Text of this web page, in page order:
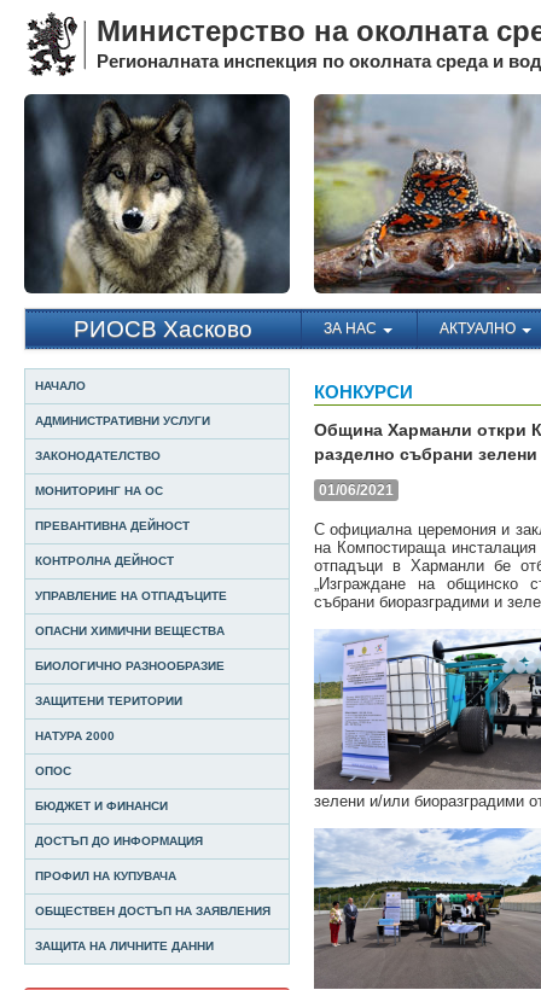
Министерство на околната
Регионалната инспекция по околната среда и
РИОСВ Хасково ЗА НАС АКТУАЛНО
НАЧАЛО
АДМИНИСТРАТИВНИ УСЛУГИ
ЗАКОНОДАТЕЛСТВО
МОНИТОРИНГ НА ОС
ПРЕВАНТИВНА ДЕЙНОСТ
КОНТРОЛНА ДЕЙНОСТ
УПРАВЛЕНИЕ НА ОТПАДЪЦИТЕ
ОПАСНИ ХИМИЧНИ ВЕЩЕСТВА
БИОЛОГИЧНО РАЗНООБРАЗИЕ
ЗАЩИТЕНИ ТЕРИТОРИИ
НАТУРА 2000
ОПОС
БЮДЖЕТ И ФИНАНСИ
ДОСТЪП ДО ИНФОРМАЦИЯ
ПРОФИЛ НА КУПУВАЧА
ОБЩЕСТВЕН ДОСТЪП НА ЗАЯВЛЕНИЯ
ЗАЩИТА НА ЛИЧНИТЕ ДАННИ
КОНКУРСИ
Община Харманли откри
разделно събрани
01/06/2021
С официална церемония и
на Компостираща
отпадъци в Харманли бе
„Изграждане на общинско
събрани биоразградими и
зелени и/или биоразградими